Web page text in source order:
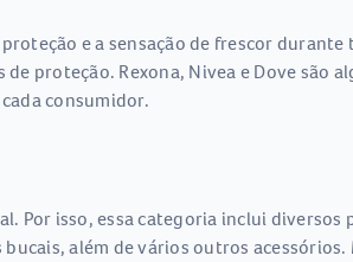
e a sensação de frescor durante
proteção. Rexona, Nivea e Dove são
consumidor.
Por isso, essa categoria inclui
além de vários outros acessórios.